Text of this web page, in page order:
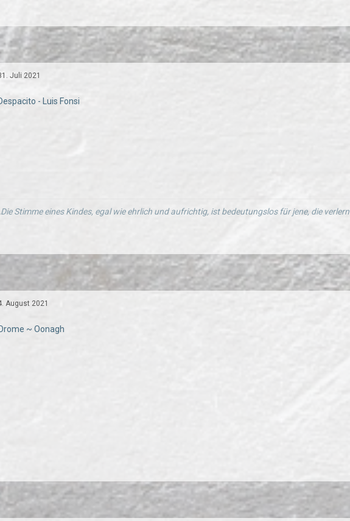
Juli 2021
- Luis Fonsi
Stimme eines Kindes, egal wie ehrlich und aufrichtig, ist bedeutungslos für jene, die
August 2021
~ Oonagh